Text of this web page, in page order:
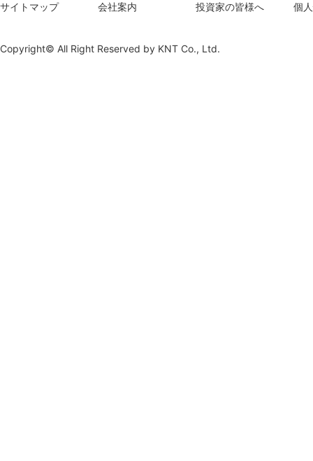
サイトマップ 会社案内 投資家の皆様へ 個
Copyright© All Right Reserved by KNT Co., Ltd.